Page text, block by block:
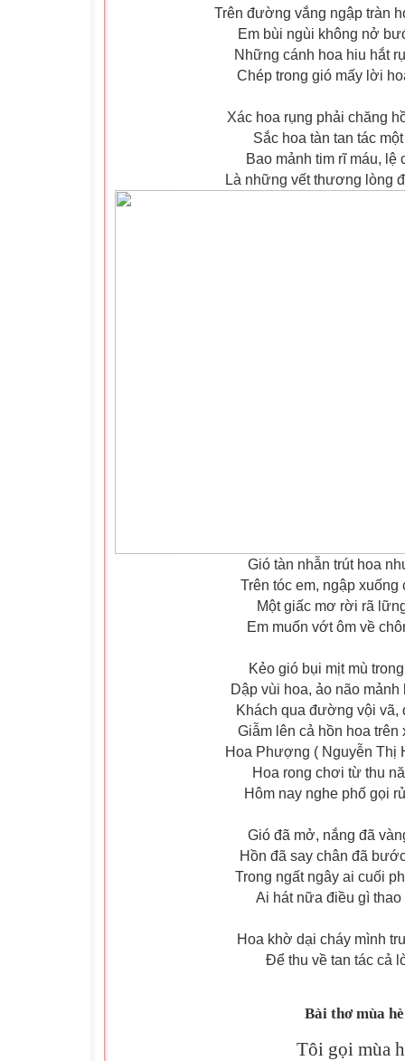
Trên đường vắng ngập tràn
Em bùi ngùi không nở
Những cánh hoa hiu hắt
Chép trong gió mấy lời
Xác hoa rụng phải chăng
Sắc hoa tàn tan tác
Bao mảnh tim rĩ máu, lệ
Là những vết thương lòng
Gió tàn nhẫn trút hoa
Trên tóc em, ngập xuống
Một giấc mơ rời rã
Em muốn vớt ôm về
Kẻo gió bụi mịt mù
Dập vùi hoa, ảo não
Khách qua đường vội vã,
Giẫm lên cả hồn hoa trên
Hoa Phượng ( Nguyễn Thị
Hoa rong chơi từ thu
Hôm nay nghe phố gọi
Gió đã mở, nắng đã
Hồn đã say chân đã
Trong ngất ngây ai cuối
Ai hát nữa điều gì
Hoa khờ dại cháy mình
Để thu về tan tác cả
Bài thơ mùa hè
Tôi gọi mùa